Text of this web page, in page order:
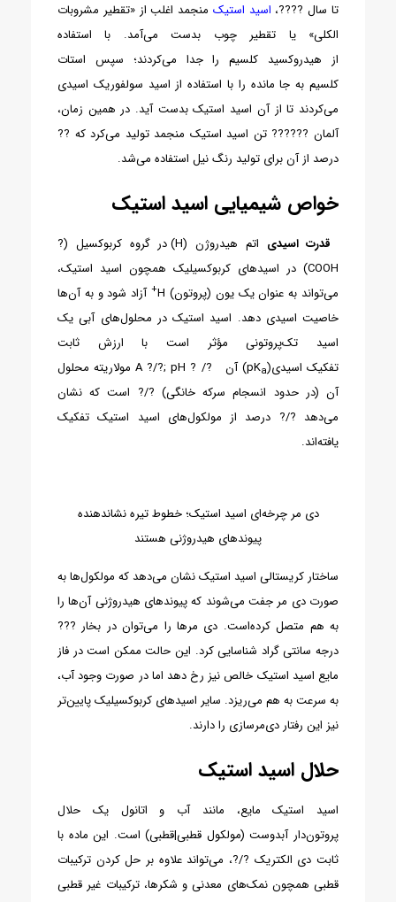
تا سال ????، اسید استیک منجمد اغلب از «تقطیر مشروبات
الکلی» یا تقطیر چوب بدست می‌آمد. با استفاده
از هیدروکسید کلسیم را جدا می‌کردند؛ سپس استات
کلسیم به جا مانده را با استفاده از اسید سولفوریک اسیدی
می‌کردند تا از آن اسید استیک بدست آید. در همین زمان،
آلمان ?????? تن اسید استیک منجمد تولید می‌کرد که ??
درصد از آن برای تولید رنگ نیل استفاده می‌شد.
خواص شیمیایی اسید استیک
قدرت اسیدی
اتم هیدروژن (H) در گروه کربوکسیل (?
COOH) در اسیدهای کربوکسیلیک همچون اسید استیک،
می‌تواند به عنوان یک یون (پروتون) H
+آزاد شود و به آن‌ها
خاصیت اسیدی دهد. اسید استیک در محلول‌های آبی یک
اسید تک‌پروتونی مؤثر است با ارزش ثابت
تفکیک اسیدی(pKa
) آن ?/ ? A ?/?; pH مولاریته محلول
آن (در حدود انسجام سرکه خانگی) ?/? است که نشان
می‌دهد ?/? درصد از مولکول‌های اسید استیک تفکیک
یافته‌اند.
دی مر چرخه‌ای اسید استیک؛ خطوط تیره نشاندهنده
پیوندهای هیدروژنی هستند
ساختار کریستالی اسید استیک نشان می‌دهد که مولکول‌ها به
صورت دی مر جفت می‌شوند که پیوندهای هیدروژنی آن‌ها را
به هم متصل کرده‌است. دی مرها را می‌توان در بخار ???
درجه سانتی گراد شناسایی کرد. این حالت ممکن است در فاز
مایع اسید استیک خالص نیز رخ دهد اما در صورت وجود آب،
به سرعت به هم می‌ریزد. سایر اسیدهای کربوکسیلیک پایین‌تر
نیز این رفتار دی‌مرسازی را دارند.
حلال اسید استیک
اسید استیک مایع، مانند آب و اتانول یک حلال
پروتون‌دار آبدوست (مولکول قطبی|قطبی) است. این ماده با
ثابت دی الکتریک ?/?، می‌تواند علاوه بر حل کردن ترکیبات
قطبی همچون نمک‌های معدنی و شکرها، ترکیبات غیر قطبی